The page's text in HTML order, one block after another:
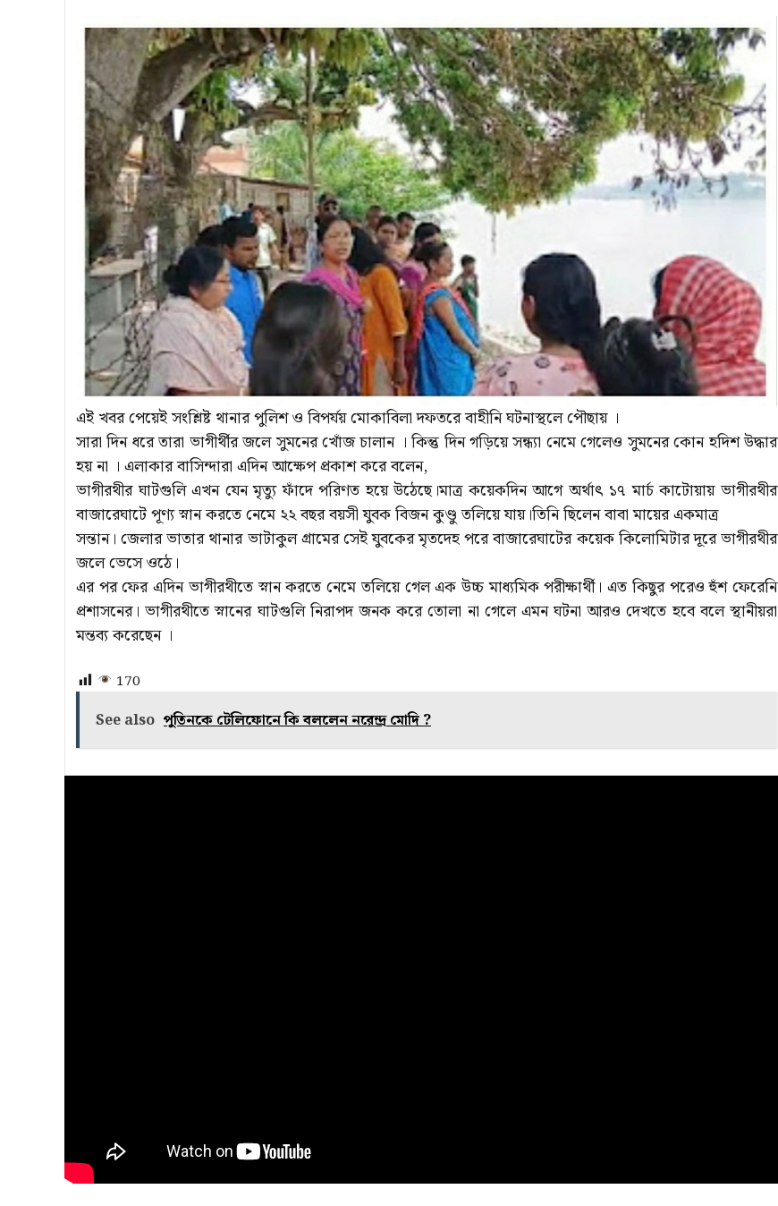
এই খবর পেয়েই সংশ্লিষ্ট থানার পুলিশ ও বিপর্যয় মোকাবিলা দফতরে বাহীনি ঘটনাস্থলে পৌছায় ।
সারা দিন ধরে তারা ভাগীর্থীর জলে সুমনের খোঁজ চালান । কিন্তু দিন গড়িয়ে সন্ধ্যা নেমে গেলেও সুমনের কোন হদিশ উদ্ধার
হয় না । এলাকার বাসিন্দারা এদিন আক্ষেপ প্রকাশ করে বলেন,
ভাগীরথীর ঘাটগুলি এখন যেন মৃত্যু ফাঁদে পরিণত হয়ে উঠেছে।মাত্র কয়েকদিন আগে অর্থাৎ ১৭ মার্চ কাটোয়ায় ভাগীরথীর
বাজারেঘাটে পূণ্য স্নান করতে নেমে ২২ বছর বয়সী যুবক বিজন কুণ্ডু তলিয়ে যায়।তিনি ছিলেন বাবা মায়ের একমাত্র
সন্তান। জেলার ভাতার থানার ভাটাকুল গ্রামের সেই যুবকের মৃতদেহ পরে বাজারেঘাটের কয়েক কিলোমিটার দূরে ভাগীরথীর
জলে ভেসে ওঠে।
এর পর ফের এদিন ভাগীরথীতে স্নান করতে নেমে তলিয়ে গেল এক উচ্চ মাধ্যমিক পরীক্ষার্থী। এত কিছুর পরেও হুঁশ ফেরেনি
প্রশাসনের। ভাগীরথীতে স্নানের ঘাটগুলি নিরাপদ জনক করে তোলা না গেলে এমন ঘটনা আরও দেখতে হবে বলে স্থানীয়রা
মন্তব্য করেছেন ।
170
See also পুতিনকে টেলিফোনে কি বললেন নরেন্দ্র মোদি ?